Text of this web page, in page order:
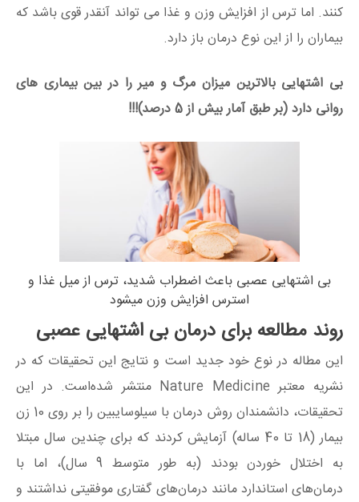
کنند. اما ترس از افزایش وزن و غذا می تواند آنقدر قوی باشد که
بیماران را از این نوع درمان باز دارد.
بی اشتهایی بالاترین میزان مرگ و میر را در بین بیماری های
روانی دارد (بر طبق آمار بیش از 5 درصد)!!!
بی اشتهایی عصبی باعث اضطراب شدید، ترس از میل غذا و
استرس افزایش وزن میشود
روند مطالعه برای درمان بی اشتهایی عصبی
این مطاله در نوع خود جدید است و نتایج این تحقیقات که در
نشریه معتبر Nature Medicine منتشر شده‌است. در این
تحقیقات، دانشمندان روش درمان با سیلوسایبین را بر روی 10 زن
بیمار (18 تا 40 ساله) آزمایش کردند که برای چندین سال مبتلا
به اختلال خوردن بودند (به طور متوسط ​​9 سال)، اما با
درمان‌های استاندارد مانند درمان‌های گفتاری موفقیتی نداشتند و